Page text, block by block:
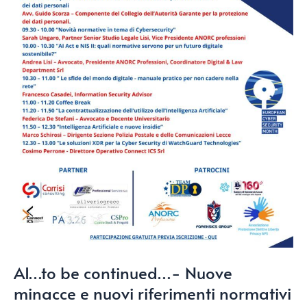
AI…to be continued…- Nuove
minacce e nuovi riferimenti normativi
normativi